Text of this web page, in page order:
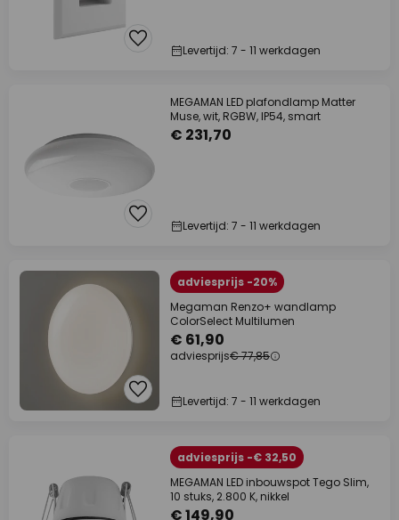
Levertijd: 7 - 11 werkdagen
MEGAMAN LED plafondlamp Matter
Muse, wit, RGBW, IP54, smart
€ 231,70
Levertijd: 7 - 11 werkdagen
adviesprijs -20%
Megaman Renzo+ wandlamp
ColorSelect Multilumen
€ 61,90
adviesprijs€ 77,85
Levertijd: 7 - 11 werkdagen
adviesprijs -€ 32,50
MEGAMAN LED inbouwspot Tego Slim,
10 stuks, 2.800 K, nikkel
€ 149,90